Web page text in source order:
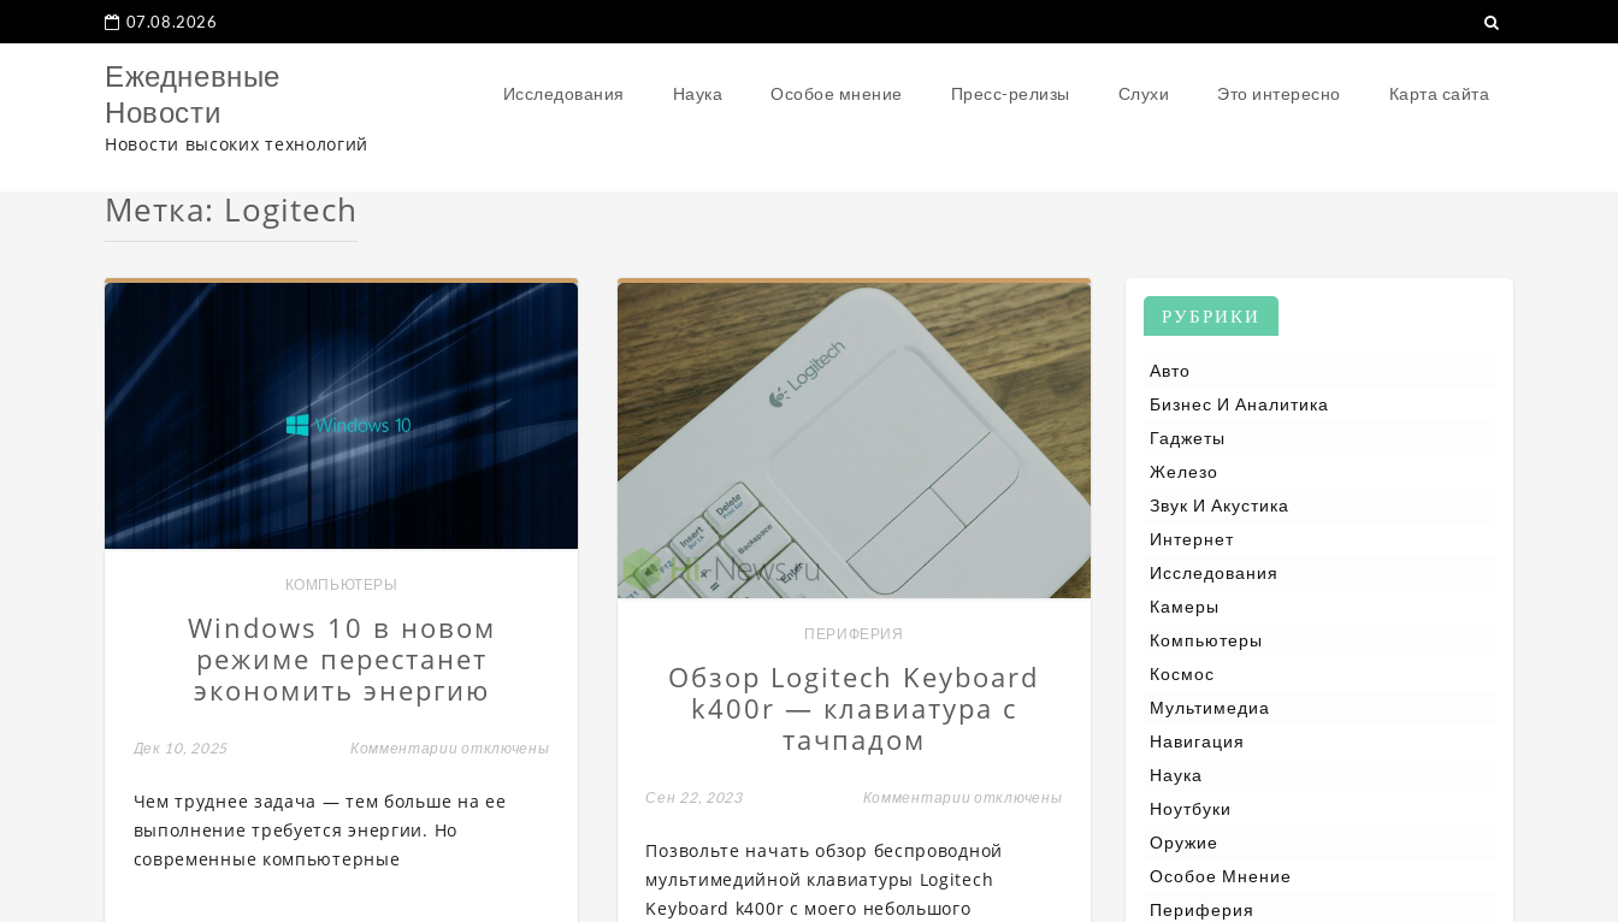
07.08.2026
Ежедневные
Новости
Новости высоких технологий
Исследования Наука Особое мнение Пресс-релизы Слухи Это интересно Карта сайта
Метка: Logitech
КОМПЬЮТЕРЫ
Windows 10 в новом
режиме перестанет
экономить энергию
Дек 10, 2025 Комментарии к
10
отключены
Чем труднее задача — тем больше на ее
выполнение требуется энергии. Но
современные компьютерные
ПЕРИФЕРИЯ
Обзор Logitech Keyboard
k400r — клавиатура с
тачпадом
Сен 22, 2023 Комментарии к
Logitech
Keyboard
k400r
отключены
Позвольте начать обзор беспроводной
мультимедийной клавиатуры Logitech
Keyboard k400r с моего небольшого
РУБРИКИ
Авто
Бизнес И Аналитика
Гаджеты
Железо
Звук И Акустика
Интернет
Исследования
Камеры
Компьютеры
Космос
Мультимедиа
Навигация
Наука
Ноутбуки
Оружие
Особое Мнение
Периферия